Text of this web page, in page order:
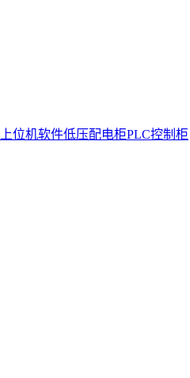
上位机软件低压配电柜PLC控制柜